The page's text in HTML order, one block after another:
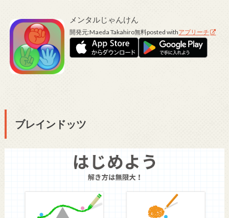
メンタルじゃんけん
開発元:Maeda Takahiro無料posted withアプリーチ
ブレインドッツ